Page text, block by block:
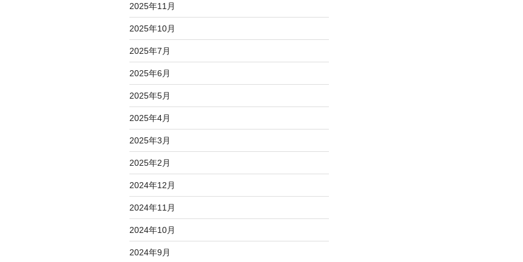
2025年11月
2025年10月
2025年7月
2025年6月
2025年5月
2025年4月
2025年3月
2025年2月
2024年12月
2024年11月
2024年10月
2024年9月